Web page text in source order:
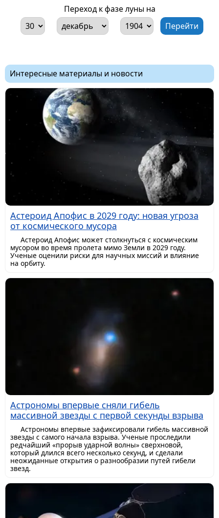
Переход к фазе луны на
Интересные материалы и новости
Астероид Апофис в 2029 году: новая угроза
от космического мусора
Астероид Апофис может столкнуться с космическим
мусором во время пролета мимо Земли в 2029 году.
Ученые оценили риски для научных миссий и влияние
на орбиту.
Астрономы впервые сняли гибель
массивной звезды с первой секунды взрыва
Астрономы впервые зафиксировали гибель массивной
звезды с самого начала взрыва. Ученые проследили
редчайший «прорыв ударной волны» сверхновой,
который длился всего несколько секунд, и сделали
неожиданные открытия о разнообразии путей гибели
звезд.